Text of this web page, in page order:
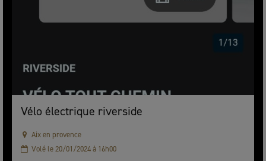
Vélo électrique riverside
Aix en provence
Volé le 20/01/2024 à 16h00